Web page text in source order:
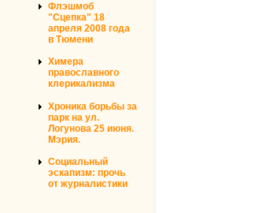
Флэшмоб
"Сцепка" 18
апреля 2008 года
в Тюмени
Химера
православного
клерикализма
Хроника борьбы за
парк на ул.
Логунова 25 июня.
Мэрия.
Социальный
эскапизм: прочь
от журналистики